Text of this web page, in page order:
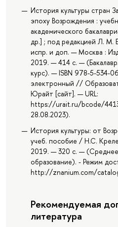
История культуры стран
эпоху Возрождения :
академического
др.] ; под редакцией Л. М.
испр. и доп. — Москва :
2019. — 414 с. —
курс). — ISBN 978-5-534-
электронный //
Юрайт [сайт]. — URL:
https://urait.ru/bcode/
28.08.2023).
История культуры: от
учеб. пособие / Н.С.
2019. — 320 с. —
образование). - Режим
http://znanium.com/
Рекомендуемая
литература